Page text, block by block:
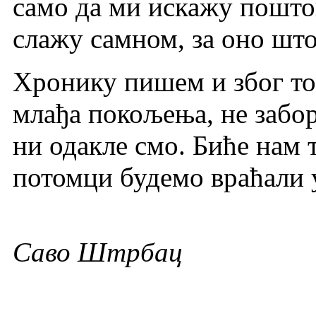
само да ми искажу
слажу самном, за оно
Хронику пишем и због
млађа покољења, не
ни одакле смо. Биће нам
потомци будемо враћали
Саво Штрбац